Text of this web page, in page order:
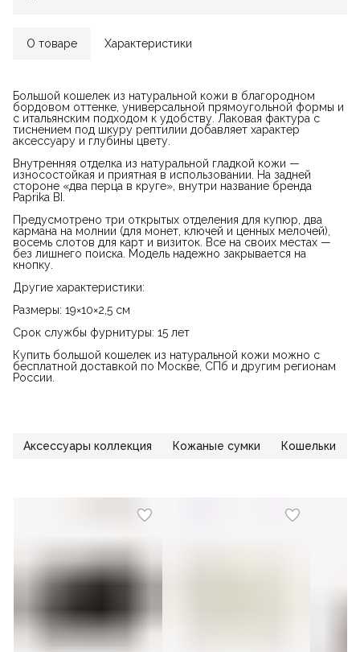
О товаре Характеристики
Большой кошелек из натуральной кожи в благородном
бордовом оттенке, универсальной прямоугольной формы и
с итальянским подходом к удобству. Лаковая фактура с
тиснением под шкуру рептилии добавляет характер
аксессуару и глубины цвету.
Внутренняя отделка из натуральной гладкой кожи —
износостойкая и приятная в использовании. На задней
стороне «два перца в круге», внутри название бренда
Paprika BI.
Предусмотрено три открытых отделения для купюр, два
кармана на молнии (для монет, ключей и ценных мелочей),
восемь слотов для карт и визиток. Все на своих местах —
без лишнего поиска. Модель надежно закрывается на
кнопку.
Другие характеристики:
Размеры: 19×10×2,5 см
Срок службы фурнитуры: 15 лет
Купить большой кошелек из натуральной кожи можно с
бесплатной доставкой по Москве, СПб и другим регионам
России.
Аксессуары коллекция Кожаные сумки Кошельки